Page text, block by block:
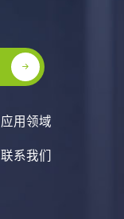
应用领域
联系我们